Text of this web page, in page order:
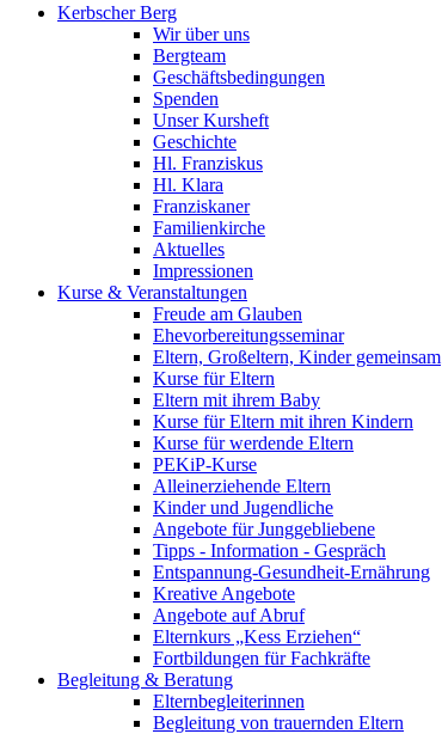
Kerbscher Berg
Wir über uns
Bergteam
Geschäftsbedingungen
Spenden
Unser Kursheft
Geschichte
Hl. Franziskus
Hl. Klara
Franziskaner
Familienkirche
Aktuelles
Impressionen
Kurse & Veranstaltungen
Freude am Glauben
Ehevorbereitungsseminar
Eltern, Großeltern, Kinder gemeinsam
Kurse für Eltern
Eltern mit ihrem Baby
Kurse für Eltern mit ihren Kindern
Kurse für werdende Eltern
PEKiP-Kurse
Alleinerziehende Eltern
Kinder und Jugendliche
Angebote für Junggebliebene
Tipps - Information - Gespräch
Entspannung-Gesundheit-Ernährung
Kreative Angebote
Angebote auf Abruf
Elternkurs „Kess Erziehen“
Fortbildungen für Fachkräfte
Begleitung & Beratung
Elternbegleiterinnen
Begleitung von trauernden Eltern